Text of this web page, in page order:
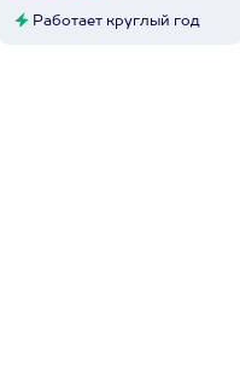
Работает круглый год